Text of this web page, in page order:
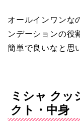
オールインワンな
ンデーションの役
簡単で良いなと思
ミシャ クッ
クト・中身